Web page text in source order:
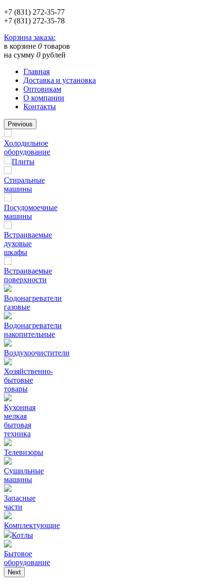
+7 (831) 272-35-77
+7 (831) 272-35-78
Корзина заказа:
в корзине 0 товаров
на сумму 0 рублей
Главная
Доставка и установка
Оптовикам
О компании
Контакты
Previous
Холодильное
оборудование
Плиты
Стиральные
машины
Посудомоечные
машины
Встраиваемые
духовые
шкафы
Встраиваемые
поверхности
Водонагреватели
газовые
Водонагреватели
накопительные
Воздухоочистители
Хозяйственно-
бытовые
товары
Кухонная
мелкая
бытовая
техника
Телевизоры
Сушильные
машины
Запасные
части
Комплектующие
Котлы
Бытовое
оборудование
Next